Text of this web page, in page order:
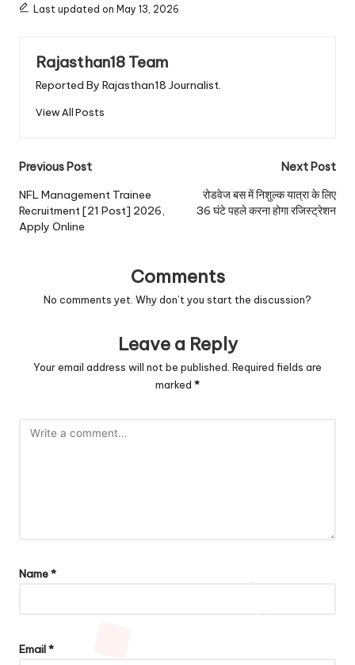
Last updated on May 13, 2026
Rajasthan18 Team
Reported By Rajasthan18 Journalist.
View All Posts
Post
navigation
Previous Post
NFL Management Trainee
Recruitment [21 Post] 2026,
Apply Online
Next Post
रोडवेज बस में निशुल्क यात्रा के लिए
36 घंटे पहले करना होगा रजिस्ट्रेशन
Comments
No comments yet. Why don’t you start the discussion?
Leave a Reply
Your email address will not be published. Required fields are
marked *
Name*
Email*